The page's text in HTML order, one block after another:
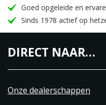
Goed opgeleide en
Sinds 1978 actief op
DIRECT NAAR…
Onze dealerschappen